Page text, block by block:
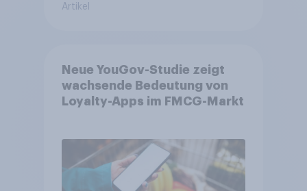
Artikel
Neue YouGov-Studie zeigt
wachsende Bedeutung von
Loyalty-Apps im FMCG-Markt